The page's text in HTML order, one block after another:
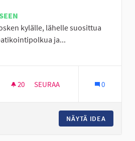
kylälle, lähelle suosittua
ja...
mukaan: Pohjoinen Seinäjoki
20 20 SEURAAJAA
SEURAA 0
NÄYTÄ IDEA